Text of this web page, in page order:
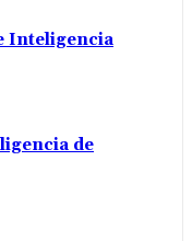
Inteligencia
de